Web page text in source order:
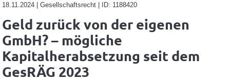
18.11.2024 | Gesellschaftsrecht | ID: 1188420
Geld zurück von der eigenen
GmbH? – mögliche
Kapitalherabsetzung seit dem
GesRÄG 2023